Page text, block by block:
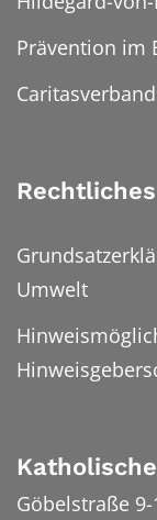
Prävention im
Rechtliches
Umwelt
Göbelstraße 9-